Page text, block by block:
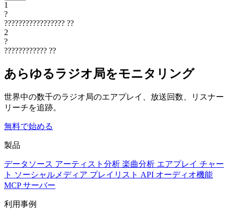
1
?
????????????????? ??
2
?
???????????? ??
あらゆるラジオ局をモニタリング
世界中の数千のラジオ局のエアプレイ、放送回数、リスナー
リーチを追跡。
無料で始める
製品
データソース アーティスト分析 楽曲分析 エアプレイ チャー
ト ソーシャルメディア プレイリスト API オーディオ機能
MCP サーバー
利用事例